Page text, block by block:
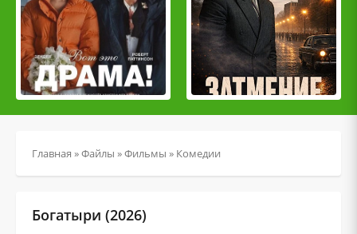
Главная »Файлы »Фильмы » Комедии
Богатыри (2026)